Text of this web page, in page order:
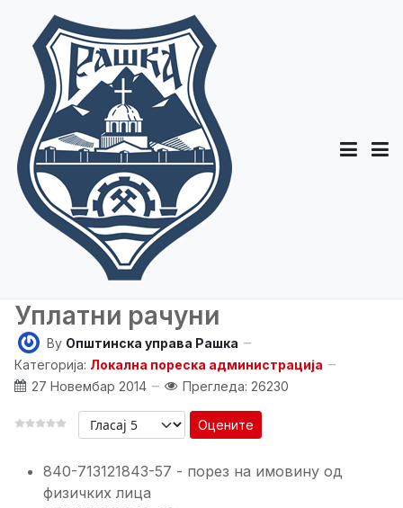
Уплатни рачуни
By Општинска управа Рашка
Категорија: Локална пореска администрација
27 Новембар 2014
Прегледа: 26230
Оцените
840-713121843-57 - порез на имовину од
физичких лица